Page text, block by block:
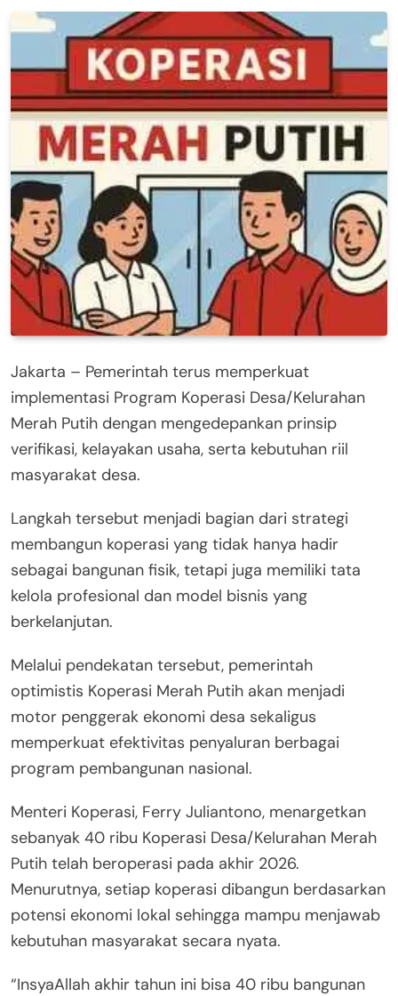
Jakarta – Pemerintah terus memperkuat
implementasi Program Koperasi Desa/Kelurahan
Merah Putih dengan mengedepankan prinsip
verifikasi, kelayakan usaha, serta kebutuhan riil
masyarakat desa.
Langkah tersebut menjadi bagian dari strategi
membangun koperasi yang tidak hanya hadir
sebagai bangunan fisik, tetapi juga memiliki tata
kelola profesional dan model bisnis yang
berkelanjutan.
Melalui pendekatan tersebut, pemerintah
optimistis Koperasi Merah Putih akan menjadi
motor penggerak ekonomi desa sekaligus
memperkuat efektivitas penyaluran berbagai
program pembangunan nasional.
Menteri Koperasi, Ferry Juliantono, menargetkan
sebanyak 40 ribu Koperasi Desa/Kelurahan Merah
Putih telah beroperasi pada akhir 2026.
Menurutnya, setiap koperasi dibangun berdasarkan
potensi ekonomi lokal sehingga mampu menjawab
kebutuhan masyarakat secara nyata.
“InsyaAllah akhir tahun ini bisa 40 ribu bangunan